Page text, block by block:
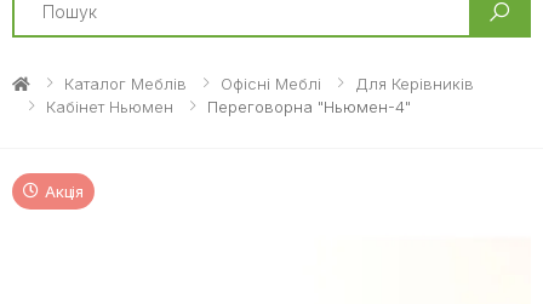
Каталог Меблів Офісні Меблі
Для Керівників
Кабінет Ньюмен
Переговорна "Ньюмен-4"
Акція